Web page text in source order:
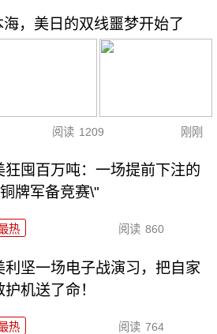
，美日的双线噩梦开始了
阅读 1209 刚刚
狂囤百万吨：一场提前下注的
牌军备竞赛\"
热 阅读 860
利坚一场电子战演习，把自家
护机送了命！
热 阅读 764